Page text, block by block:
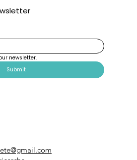
newsletter.
Submit